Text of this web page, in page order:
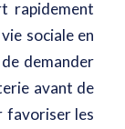
rapidement
sociale en
demander
avant de
favoriser les